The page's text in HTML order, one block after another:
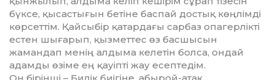
бүксе, қысастығын бе­тіне баспай достық көңлімді
көр­сет­тім. Қайсыбір қатардағы сарбаз опа­герлікті
естен шығарып, қызметтес өз басшысын
жамандап менің алдыма келетін болса, ондай
адамды өзіме ең қауіпті жау есептедім.